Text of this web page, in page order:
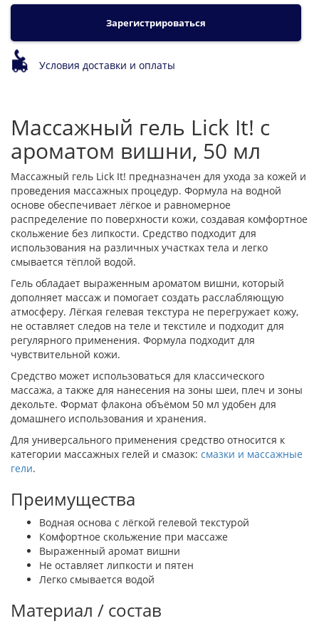
Зарегистрироваться
Условия доставки и оплаты
Массажный гель Lick It! с
ароматом вишни, 50 мл
Массажный гель Lick It! предназначен для ухода за кожей и
проведения массажных процедур. Формула на водной
основе обеспечивает лёгкое и равномерное
распределение по поверхности кожи, создавая комфортное
скольжение без липкости. Средство подходит для
использования на различных участках тела и легко
смывается тёплой водой.
Гель обладает выраженным ароматом вишни, который
дополняет массаж и помогает создать расслабляющую
атмосферу. Лёгкая гелевая текстура не перегружает кожу,
не оставляет следов на теле и текстиле и подходит для
регулярного применения. Формула подходит для
чувствительной кожи.
Средство может использоваться для классического
массажа, а также для нанесения на зоны шеи, плеч и зоны
декольте. Формат флакона объёмом 50 мл удобен для
домашнего использования и хранения.
Для универсального применения средство относится к
категории массажных гелей и смазок: смазки и массажные
гели.
Преимущества
Водная основа с лёгкой гелевой текстурой
Комфортное скольжение при массаже
Выраженный аромат вишни
Не оставляет липкости и пятен
Легко смывается водой
Материал / состав